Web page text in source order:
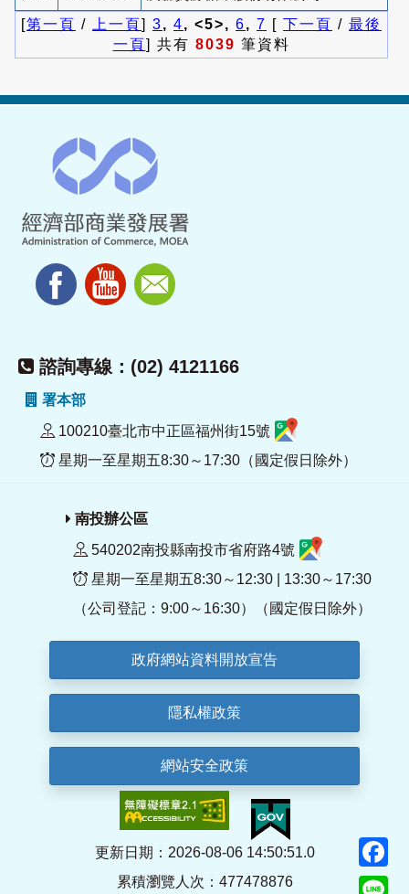
[第一頁 / 上一頁] 3, 4, <5>, 6, 7 [ 下一頁 / 最後
一頁] 共有 8039 筆資料
諮詢專線：(02) 4121166
署本部
100210臺北市中正區福州街15號
星期一至星期五8:30～17:30（國定假日除外）
南投辦公區
540202南投縣南投市省府路4號
星期一至星期五8:30～12:30 | 13:30～17:30
（公司登記：9:00～16:30）（國定假日除外）
政府網站資料開放宣告
隱私權政策
網站安全政策
更新日期：2026-08-06 14:50:51.0
累積瀏覽人次：477478876